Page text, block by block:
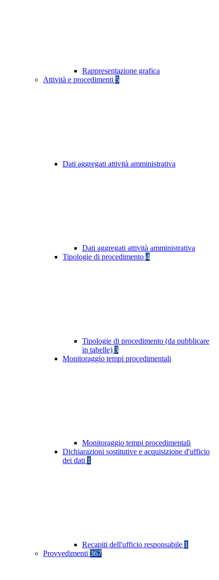
Rappresentazione grafica
Attività e procedimenti 5
Dati aggregati attività amministrativa
Dati aggregati attività amministrativa
Tipologie di procedimento 4
Tipologie di procedimento (da pubblicare
in tabelle) 3
Monitoraggio tempi procedimentali
Monitoraggio tempi procedimentali
Dichiarazioni sostitutive e acquisizione d'ufficio
dei dati 1
Recapiti dell'ufficio responsabile 1
Provvedimenti 367